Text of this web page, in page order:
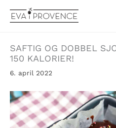
rett
SAFTIG OG DOBBEL
150 KALORIER!
6. april 2022